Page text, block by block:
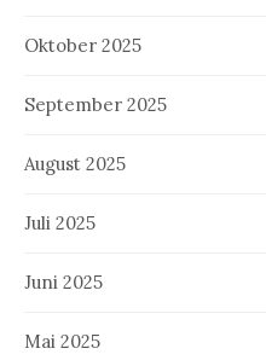
Oktober 2025
September 2025
August 2025
Juli 2025
Juni 2025
Mai 2025